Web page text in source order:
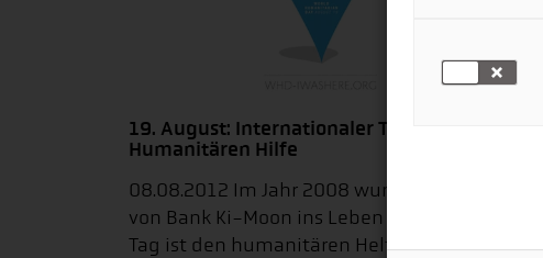
19. August: Internationaler Tag der
Humanitären Hilfe
08.08.2012 Im Jahr 2008 wurde der Tag
von Bank Ki-Moon ins Leben gerufen. Der
Tag ist den humanitären Helfer weltweit